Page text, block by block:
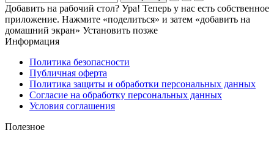
Добавить на рабочий стол? Ура! Теперь у нас есть собственное
приложение. Нажмите «поделиться» и затем «добавить на
домашний экран» Установить позже
Информация
Политика безопасности
Публичная оферта
Политика защиты и обработки персональных данных
Согласие на обработку персональных данных
Условия соглашения
Полезное